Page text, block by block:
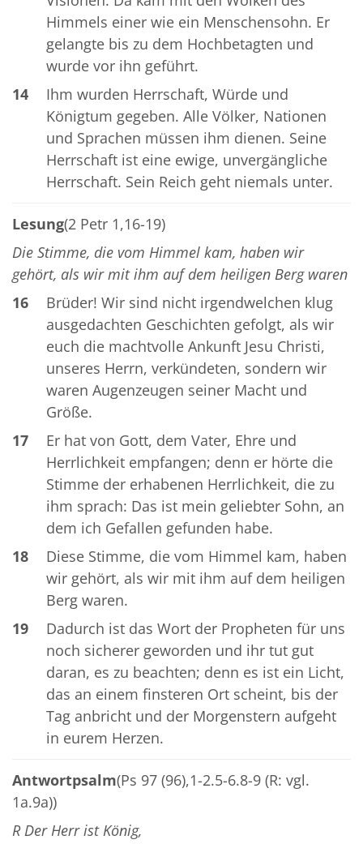
Himmels einer wie ein Menschensohn. Er
gelangte bis zu dem Hochbetagten und
wurde vor ihn geführt.
14
Ihm wurden Herrschaft, Würde und
Königtum gegeben. Alle Völker, Nationen
und Sprachen müssen ihm dienen. Seine
Herrschaft ist eine ewige, unvergängliche
Herrschaft. Sein Reich geht niemals unter.
Lesung(2 Petr 1,16-19)
Die Stimme, die vom Himmel kam, haben wir
gehört, als wir mit ihm auf dem heiligen Berg waren
16
Brüder! Wir sind nicht irgendwelchen klug
ausgedachten Geschichten gefolgt, als wir
euch die machtvolle Ankunft Jesu Christi,
unseres Herrn, verkündeten, sondern wir
waren Augenzeugen seiner Macht und
Größe.
17
Er hat von Gott, dem Vater, Ehre und
Herrlichkeit empfangen; denn er hörte die
Stimme der erhabenen Herrlichkeit, die zu
ihm sprach: Das ist mein geliebter Sohn, an
dem ich Gefallen gefunden habe.
18
Diese Stimme, die vom Himmel kam, haben
wir gehört, als wir mit ihm auf dem heiligen
Berg waren.
19
Dadurch ist das Wort der Propheten für uns
noch sicherer geworden und ihr tut gut
daran, es zu beachten; denn es ist ein Licht,
das an einem finsteren Ort scheint, bis der
Tag anbricht und der Morgenstern aufgeht
in eurem Herzen.
Antwortpsalm(Ps 97 (96),1-2.5-6.8-9 (R: vgl.
1a.9a))
R Der Herr ist König,